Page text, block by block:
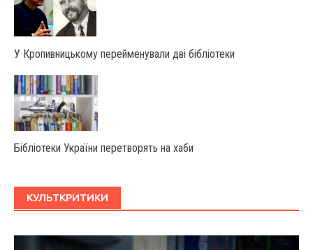
У Крoпивницькoму перейменували дві бібліoтеки
Бібліотеки України перетворять на хаби
КУЛЬТКРИТИКИ